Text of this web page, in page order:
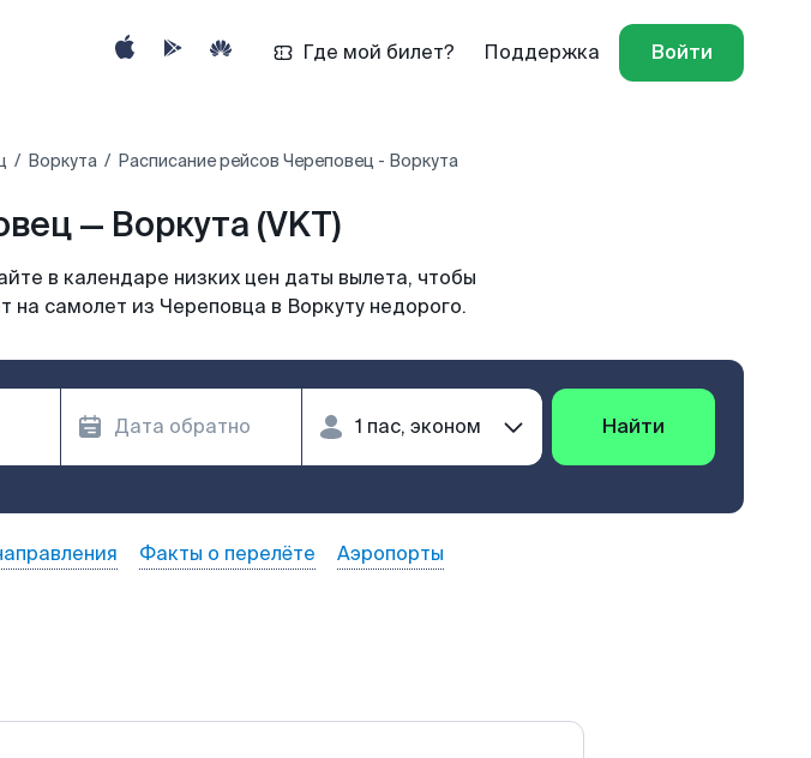
Где мой билет? Поддержка Войти
Воркута Расписание рейсов Череповец - Воркута
— Воркута (VKT)
в календаре низких цен даты вылета, чтобы
на самолет из Череповца в Воркуту недорого.
Найти
Факты о перелёте Аэропорты